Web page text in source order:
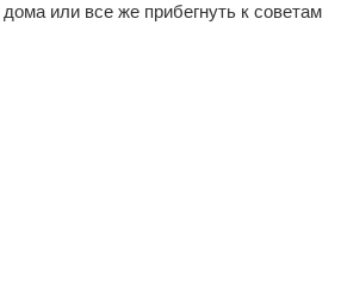
или все же прибегнуть к советам